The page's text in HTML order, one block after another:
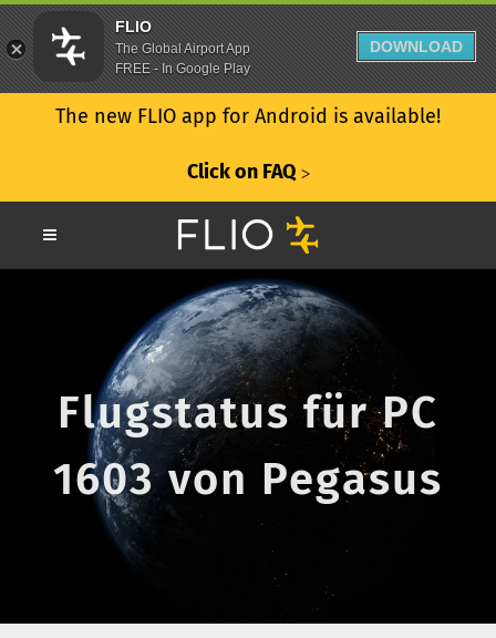
The new FLIO app for Android is available!
Click on FAQ ᐳ
Flugstatus für PC
1603 von Pegasus
FLIO
The Global Airport App
FREE - In Google Play
DOWNLOAD